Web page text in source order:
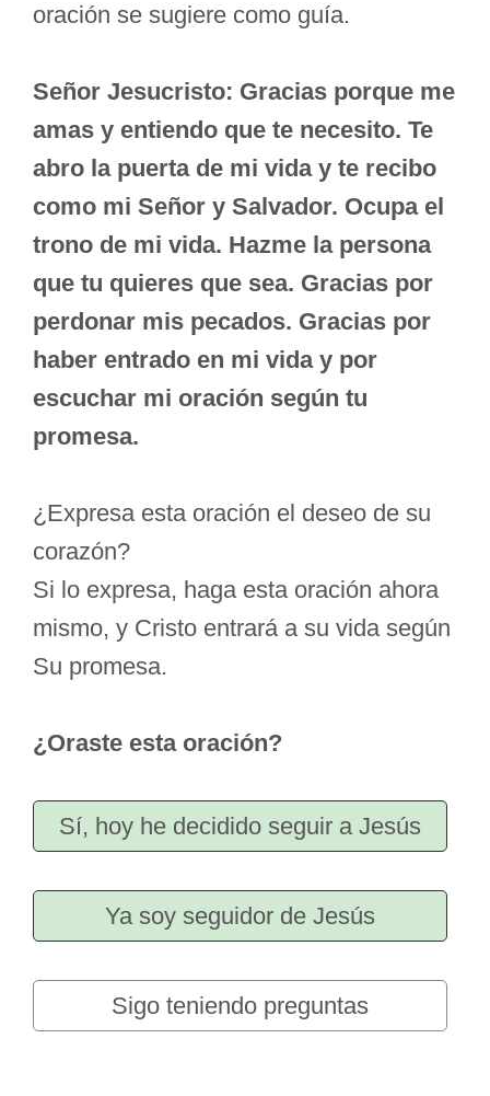
oración se sugiere como guía.
Señor Jesucristo: Gracias porque me
amas y entiendo que te necesito. Te
abro la puerta de mi vida y te recibo
como mi Señor y Salvador. Ocupa el
trono de mi vida. Hazme la persona
que tu quieres que sea. Gracias por
perdonar mis pecados. Gracias por
haber entrado en mi vida y por
escuchar mi oración según tu
promesa.
¿Expresa esta oración el deseo de su
corazón?
Si lo expresa, haga esta oración ahora
mismo, y Cristo entrará a su vida según
Su promesa.
¿Oraste esta oración?
Sí, hoy he decidido seguir a Jesús
Ya soy seguidor de Jesús
Sigo teniendo preguntas